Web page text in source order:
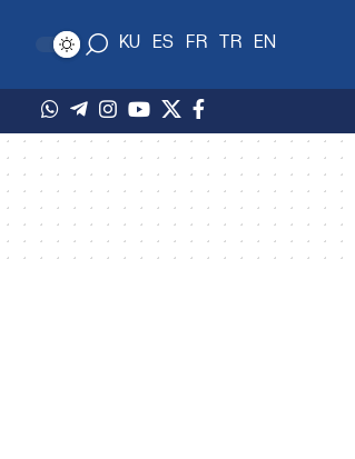
EN
TR
FR
ES
KU